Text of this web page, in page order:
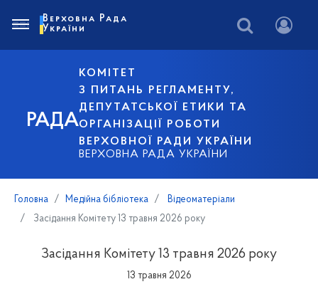
РАДА
КОМІТЕТ
З ПИТАНЬ РЕГЛАМЕНТУ,
ДЕПУТАТСЬКОЇ ЕТИКИ ТА
ОРГАНІЗАЦІЇ РОБОТИ
ВЕРХОВНОЇ РАДИ УКРАЇНИ
ВЕРХОВНА РАДА УКРАЇНИ
Верховна Рада
України
Головна Медійна бібліотека
Відеоматеріали
Засідання Комітету 13 травня 2026 року
Засідання Комітету 13 травня 2026 року
13 травня 2026